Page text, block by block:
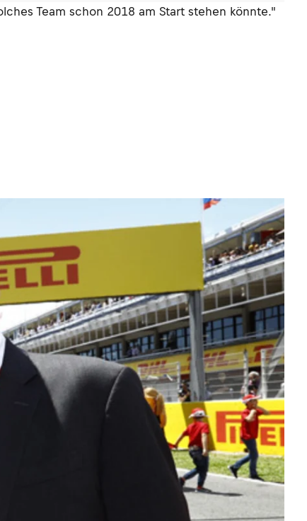
Team schon 2018 am Start stehen könnte."